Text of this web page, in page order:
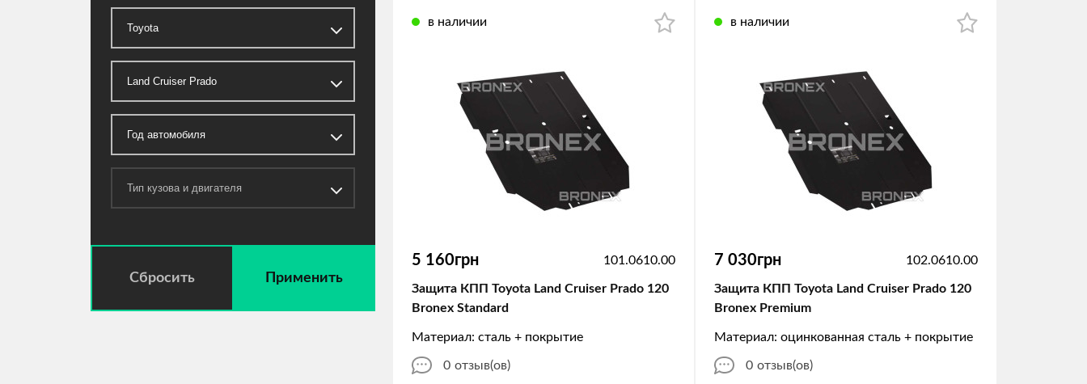
Сбросить Применить
в наличии
5 160грн 101.0610.00
Защита КПП Toyota Land Cruiser Prado 120
Bronex Standard
Материал: сталь + покрытие
0 отзыв(ов)
в наличии
7 030грн 102.0610.00
Защита КПП Toyota Land Cruiser Prado 120
Bronex Premium
Материал: оцинкованная сталь + покрытие
0 отзыв(ов)